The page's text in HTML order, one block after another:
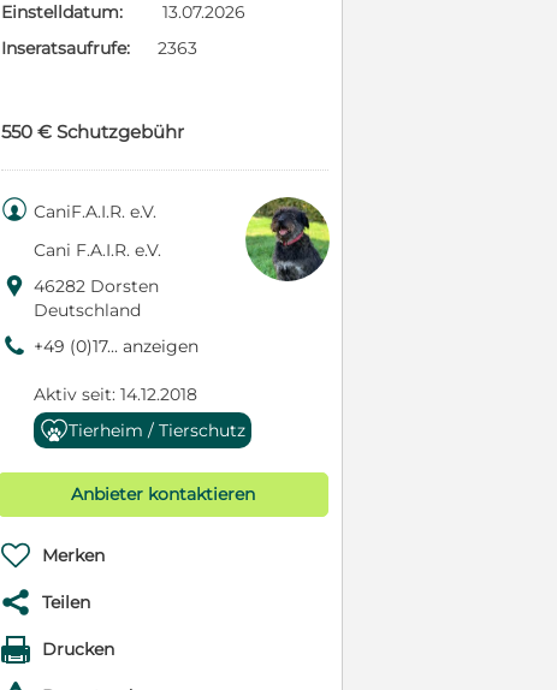
Einstelldatum:
13.07.2026
Inseratsaufrufe:
2363
550 € Schutzgebühr
 CaniF.A.I.R. e.V.
Cani F.A.I.R. e.V.
 46282 Dorsten
Deutschland
9 +49 (0)17... anzeigen
Aktiv seit: 14.12.2018
Tierheim / Tierschutz
Anbieter kontaktieren
 Merken
 Teilen
 Drucken